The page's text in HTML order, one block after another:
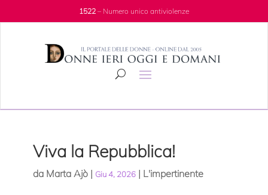
1522– Numero unico antiviolenze
Viva la Repubblica!
da Marta Ajò| Giu 4, 2026| L'impertinente